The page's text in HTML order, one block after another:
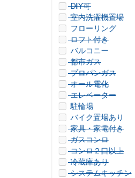
DIY可
室内洗濯機置場
フローリング
ロフト付き
バルコニー
都市ガス
プロパンガス
オール電化
エレベーター
駐輪場
バイク置場あり
家具・家電付き
ガスコンロ
コンロ２口以上
冷蔵庫あり
システムキッチン